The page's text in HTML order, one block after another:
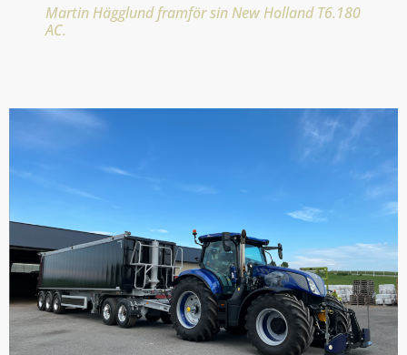
Martin Hägglund framför sinNew Holland T6.180
AC.